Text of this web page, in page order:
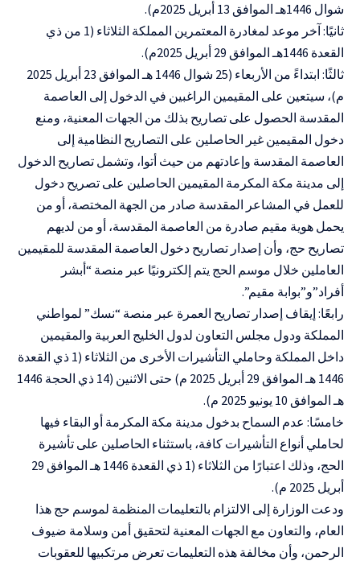
شوال 1446هـ الموافق 13 أبريل 2025م).
ثانيًا: آخر موعد لمغادرة المعتمرين المملكة الثلاثاء (1 من ذي
القعدة 1446هـ الموافق 29 أبريل 2025م).
ثالثًا: ابتداءً من الأربعاء (25 شوال 1446 هـ الموافق 23 أبريل 2025
م)، سيتعين على المقيمين الراغبين في الدخول إلى العاصمة
المقدسة الحصول على تصاريح بذلك من الجهات المعنية، ومنع
دخول المقيمين غير الحاصلين على التصاريح النظامية إلى
العاصمة المقدسة وإعادتهم من حيث أتوا، وتشمل تصاريح الدخول
إلى مدينة مكة المكرمة المقيمين الحاصلين على تصريح دخول
للعمل في المشاعر المقدسة صادر من الجهة المختصة، أو من
يحمل هوية مقيم صادرة من العاصمة المقدسة، أو من لديهم
تصاريح حج، وأن إصدار تصاريح دخول العاصمة المقدسة للمقيمين
العاملين خلال موسم الحج يتم إلكترونيًا عبر منصة “أبشر
أفراد”و”بوابة مقيم”.
رابعًا: إيقاف إصدار تصاريح العمرة عبر منصة “نسك” لمواطني
المملكة ودول مجلس التعاون لدول الخليج العربية والمقيمين
داخل المملكة وحاملي التأشيرات الأخرى من الثلاثاء (1 ذي القعدة
1446 هـ الموافق 29 أبريل 2025 م) حتى الاثنين (14 ذي الحجة 1446
هـ الموافق 10 يونيو 2025 م).
خامسًا: عدم السماح بدخول مدينة مكة المكرمة أو البقاء فيها
لحاملي أنواع التأشيرات كافة، باستثناء الحاصلين على تأشيرة
الحج، وذلك اعتبارًا من الثلاثاء (1 ذي القعدة 1446 هـ الموافق 29
أبريل 2025 م).
ودعت الوزارة إلى الالتزام بالتعليمات المنظمة لموسم حج هذا
العام، والتعاون مع الجهات المعنية لتحقيق أمن وسلامة ضيوف
الرحمن، وأن مخالفة هذه التعليمات تعرض مرتكبيها للعقوبات